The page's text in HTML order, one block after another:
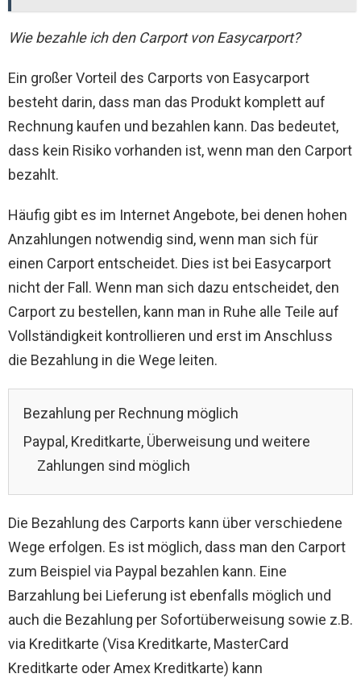
Wie bezahle ich den Carport von Easycarport?
Ein großer Vorteil des Carports von Easycarport
besteht darin, dass man das Produkt komplett auf
Rechnung kaufen und bezahlen kann. Das bedeutet,
dass kein Risiko vorhanden ist, wenn man den Carport
bezahlt.
Häufig gibt es im Internet Angebote, bei denen hohen
Anzahlungen notwendig sind, wenn man sich für
einen Carport entscheidet. Dies ist bei Easycarport
nicht der Fall. Wenn man sich dazu entscheidet, den
Carport zu bestellen, kann man in Ruhe alle Teile auf
Vollständigkeit kontrollieren und erst im Anschluss
die Bezahlung in die Wege leiten.
Bezahlung per Rechnung möglich
Paypal, Kreditkarte, Überweisung und weitere
Zahlungen sind möglich
Die Bezahlung des Carports kann über verschiedene
Wege erfolgen. Es ist möglich, dass man den Carport
zum Beispiel via Paypal bezahlen kann. Eine
Barzahlung bei Lieferung ist ebenfalls möglich und
auch die Bezahlung per Sofortüberweisung sowie z.B.
via Kreditkarte (Visa Kreditkarte, MasterCard
Kreditkarte oder Amex Kreditkarte) kann